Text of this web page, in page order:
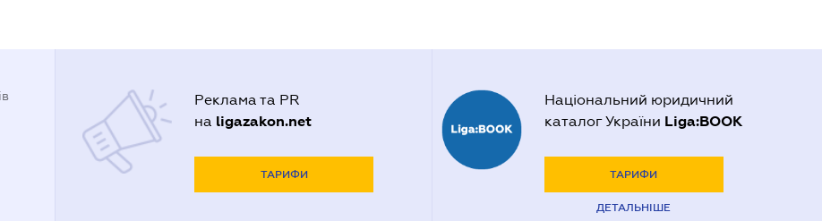
Реклама та PR
на ligazakon.net
ТАРИФИ
Національний юридичний
каталог України Liga:BOOK
ТАРИФИ
ДЕТАЛЬНІШЕ